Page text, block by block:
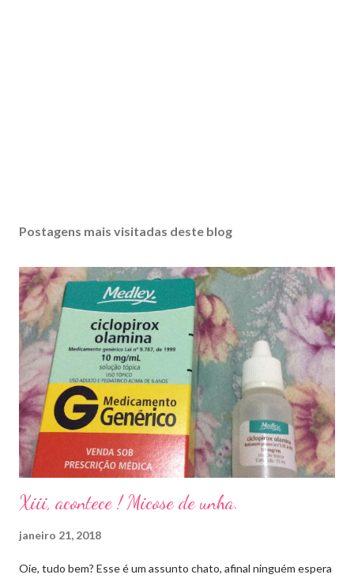
Postagens mais visitadas deste blog
Xiii, acontece ! Micose de unha.
janeiro 21, 2018
Oie, tudo bem? Esse é um assunto chato, afinal ninguém espera